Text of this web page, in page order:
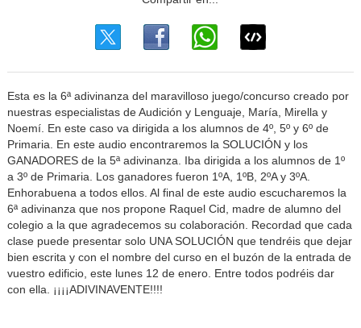
Esta es la 6ª adivinanza del maravilloso juego/concurso creado por
nuestras especialistas de Audición y Lenguaje, María, Mirella y
Noemí. En este caso va dirigida a los alumnos de 4º, 5º y 6º de
Primaria. En este audio encontraremos la SOLUCIÓN y los
GANADORES de la 5ª adivinanza. Iba dirigida a los alumnos de 1º
a 3º de Primaria. Los ganadores fueron 1ºA, 1ºB, 2ºA y 3ºA.
Enhorabuena a todos ellos. Al final de este audio escucharemos la
6ª adivinanza que nos propone Raquel Cid, madre de alumno del
colegio a la que agradecemos su colaboración. Recordad que cada
clase puede presentar solo UNA SOLUCIÓN que tendréis que dejar
bien escrita y con el nombre del curso en el buzón de la entrada de
vuestro edificio, este lunes 12 de enero. Entre todos podréis dar
con ella. ¡¡¡¡ADIVINAVENTE!!!!